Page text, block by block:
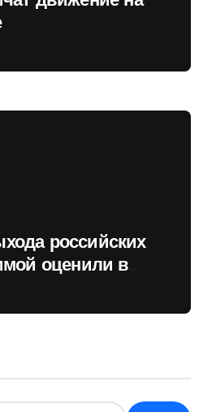
российских
оценили в